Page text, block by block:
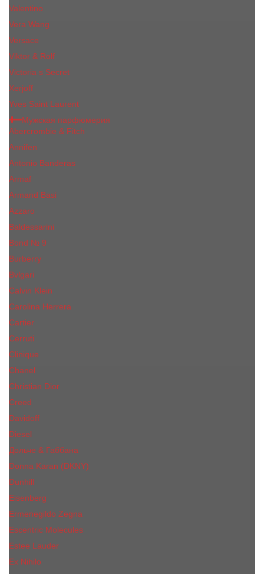
Valentino
Vera Wang
Versace
Viktor & Rolf
Victoria s Secret
Xerjoff
Yves Saint Laurent
Мужская парфюмерия
Abercrombie & Fitch
Annifen
Antonio Banderas
Armaf
Armand Basi
Azzaro
Baldessarini
Bond № 9
Burberry
Bvlgari
Calvin Klein
Carolina Herrera
Cartier
Cerruti
Сliniquе
Chanel
Christian Dior
Creed
Davidoff
Diesel
Дольче & Габбана
Donna Karan (DKNY)
Dunhill
Eisenberg
Ermenegildo Zegna
Escentric Molecules
Еsteе Lаudеr
Ex Nihilo